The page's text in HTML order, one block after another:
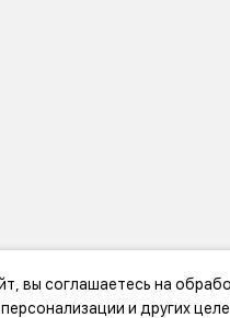
вы соглашаетесь на
и других